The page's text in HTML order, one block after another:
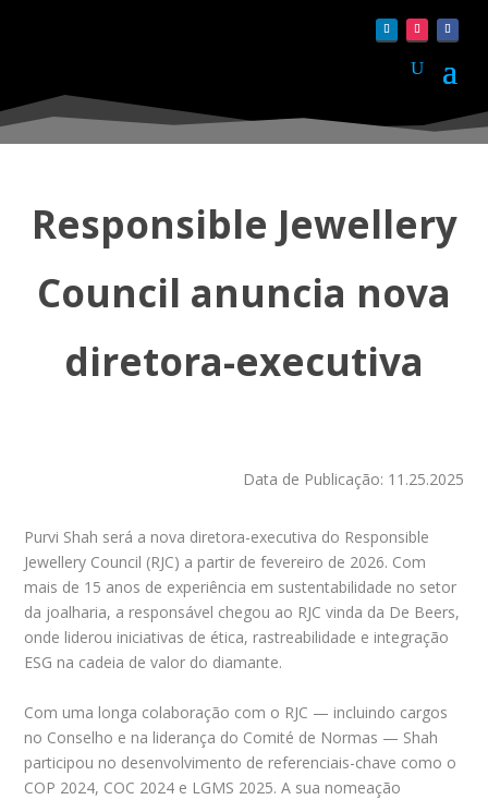
Responsible Jewellery
Council anuncia nova
diretora-executiva
Data de Publicação: 11.25.2025
Purvi Shah será a nova diretora-executiva do Responsible
Jewellery Council (RJC) a partir de fevereiro de 2026. Com
mais de 15 anos de experiência em sustentabilidade no setor
da joalharia, a responsável chegou ao RJC vinda da De Beers,
onde liderou iniciativas de ética, rastreabilidade e integração
ESG na cadeia de valor do diamante.
Com uma longa colaboração com o RJC — incluindo cargos
no Conselho e na liderança do Comité de Normas — Shah
participou no desenvolvimento de referenciais-chave como o
COP 2024, COC 2024 e LGMS 2025. A sua nomeação